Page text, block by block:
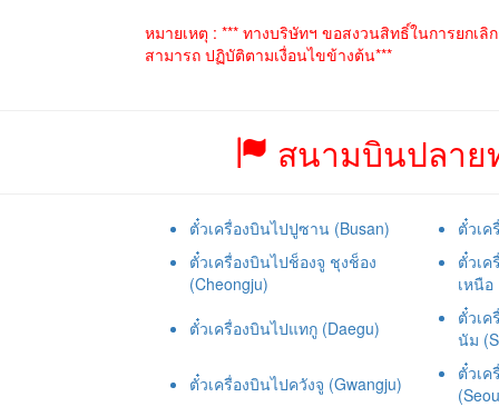
หมายเหตุ : *** ทางบริษัทฯ ขอสงวนสิทธิ์ในการยกเ
สามารถ ปฏิบัติตามเงื่อนไขข้างต้น***
สนามบินปลาย
ตั๋วเครื่องบินไปปูซาน (Busan)
ตั๋วเค
ตั๋วเครื่องบินไปช็องจู ชุงช็อง
(Cheongju)
ตั๋วเ
เหนือ
ตั๋วเครื่องบินไปแทกู (Daegu)
ตั๋วเ
นัม
ตั๋วเครื่องบินไปควังจู (Gwangju)
ตั๋วเค